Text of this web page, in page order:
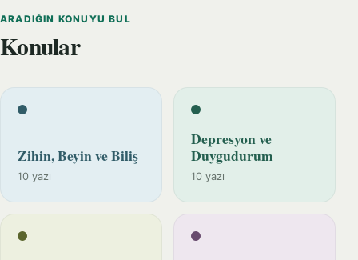
ARADIĞIN KONUYU BUL
Konular
Zihin, Beyin ve Biliş
10 yazı
Depresyon ve
Duygudurum
10 yazı